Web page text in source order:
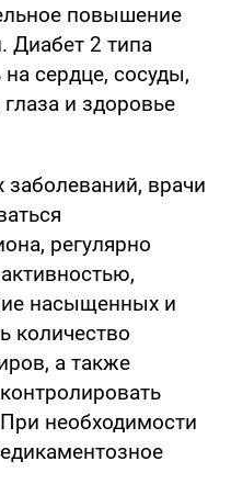
повышение
Диабет 2 типа
сердце, сосуды,
и здоровье
заболеваний, врачи
регулярно
насыщенных и
количество
а также
необходимости